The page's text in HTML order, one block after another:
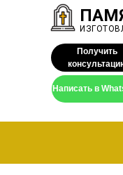
Написать в
Получить